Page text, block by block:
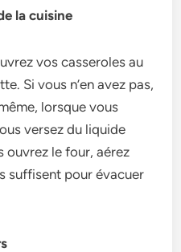
la cuisine
vos casseroles au
Si vous n’en avez pas,
lorsque vous
versez du liquide
ouvrez le four, aérez
suffisent pour évacuer